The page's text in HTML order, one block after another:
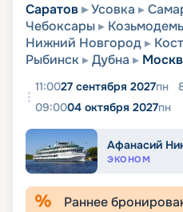
Саратов Усовка
Чебоксары
Нижний Новгород
Рыбинск
Дубна
11:0027 сентября 2027пн
09:0004 октября 2027пн
Афанасий
ЭКОНОМ
Раннее